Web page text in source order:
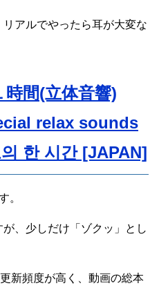
アルでやったら耳が大変な
間(立体音響)
relax sounds
한 시간 [JAPAN]
。
、少しだけ「ゾクッ」とし
新頻度が高く、動画の総本